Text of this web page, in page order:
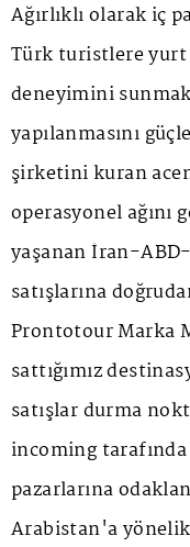
Ağırlıklı olarak iç
Türk turistlere yurt
deneyimini sunmak
yapılanmasını
şirketini kuran
operasyonel
yaşanan İran-
satışlarına
Prontotour Marka
sattığımız
satışlar durma
incoming
pazarlarına
Arabistan'a